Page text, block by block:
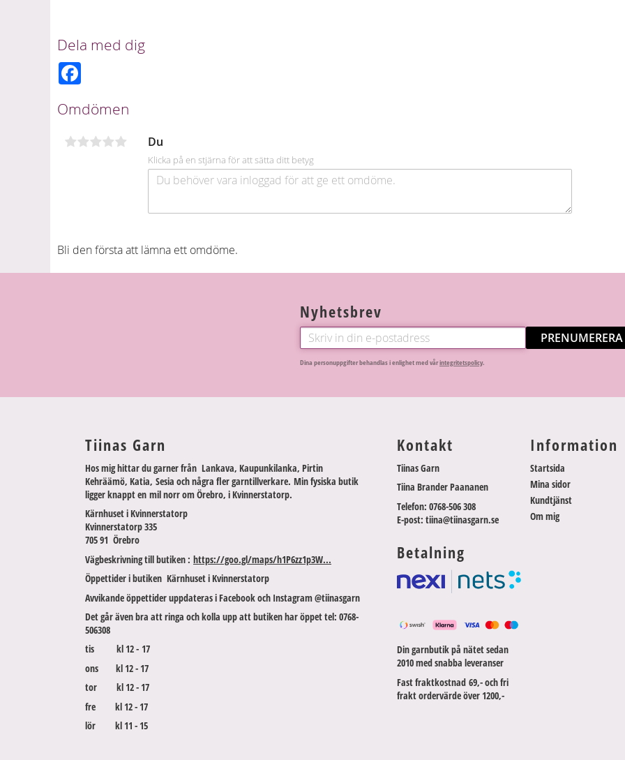
Dela med dig
b
o
k
Omdömen
Du
Klicka på en stjärna för att sätta ditt betyg
Bli den första att lämna ett omdöme.
Nyhetsbrev
PRENUMERERA
Dina personuppgifter behandlas i enlighet med vårintegritetspolicy.
Tiinas Garn
Hos mig hittar du garner från Lankava, Kaupunkilanka, Pirtin
Kehräämö, Katia, Sesia och några fler garntillverkare. Min fysiska butik
ligger knappt en mil norr om Örebro, i Kvinnerstatorp.
Kärnhuset i Kvinnerstatorp
Kvinnerstatorp 335
705 91 Örebro
Vägbeskrivning till butiken : https://goo.gl/maps/h1P6zz1p3W...
Öppettider i butiken Kärnhuset i Kvinnerstatorp
Avvikande öppettider uppdateras i Facebook och Instagram @tiinasgarn
Det går även bra att ringa och kolla upp att butiken har öppet tel: 0768-
506308
tis kl 12 - 17
ons kl 12 - 17
tor kl 12 - 17
fre kl 12 - 17
lör kl 11 - 15
Kontakt
Tiinas Garn
Tiina Brander Paananen
Telefon: 0768-506 308
E-post: tiina@tiinasgarn.se
Betalning
Din garnbutik på nätet sedan
2010 med snabba leveranser
Fast fraktkostnad 69,- och fri
frakt ordervärde över 1200,-
Information
Startsida
Mina sidor
Kundtjänst
Om mig